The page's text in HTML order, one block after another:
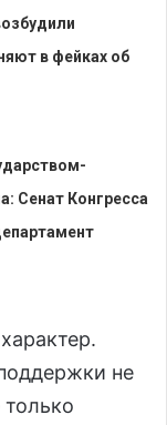
в фейках об
Сенат Конгресса
не
только